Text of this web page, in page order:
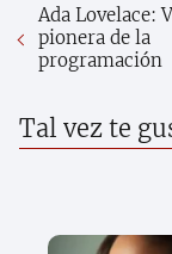
Ada Lovelace:
pionera de la
programación
Tal vez te